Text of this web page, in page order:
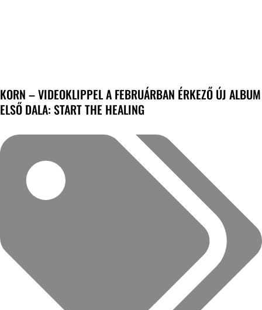
KORN – VIDEOKLIPPEL A FEBRUÁRBAN ÉRKEZŐ ÚJ ALBUM
ELSŐ DALA: START THE HEALING